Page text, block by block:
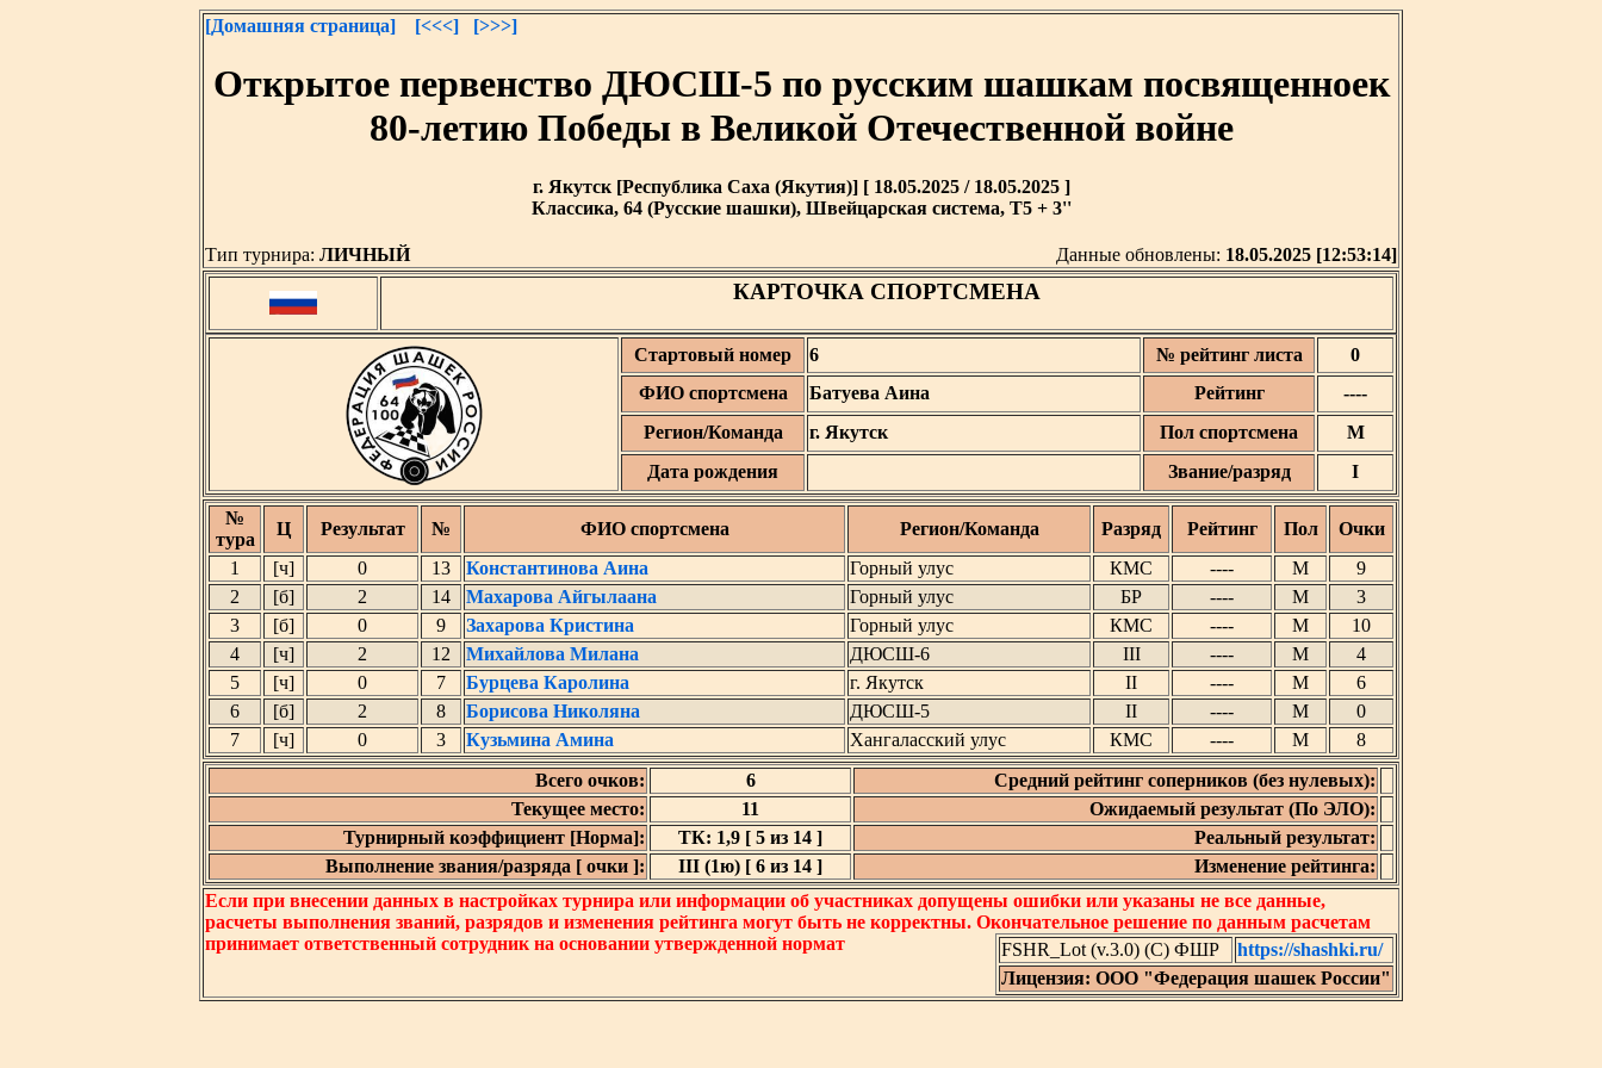
[Домашняя страница] [<<<] [>>>]
Открытое первенство ДЮСШ-5 по русским шашкам посвященноек
80-летию Победы в Великой Отечественной войне
г. Якутск [Республика Саха (Якутия)] [ 18.05.2025 / 18.05.2025 ]
Классика, 64 (Русские шашки), Швейцарская система, T5 + 3''
Тип турнира: ЛИЧНЫЙ Данные обновлены: 18.05.2025 [12:53:14]
КАРТОЧКА СПОРТСМЕНА
Стартовый номер 6 № рейтинг листа
0
ФИО спортсмена
Батуева Аина Рейтинг
----
Регион/Команда
г. Якутск Пол спортсмена
М
Дата рождения
Звание/разряд I
№
тура
Ц Результат № ФИО спортсмена Регион/Команда Разряд Рейтинг Пол
Очки
1
[ч] 0 13 Константинова Аина Горный улус КМС ---- М
9
2
[б] 2 14 Махарова Айгылаана Горный улус БР ---- М
3
3
[б] 0 9 Захарова Кристина Горный улус КМС ---- М
10
4
[ч] 2 12 Михайлова Милана ДЮСШ-6 III ---- М
4
5
[ч] 0 7 Бурцева Каролина г. Якутск II ---- М
6
6
[б] 2 8 Борисова Николяна ДЮСШ-5 II ---- М
0
7
[ч] 0 3 Кузьмина Амина Хангаласский улус КМС ---- М
8
Всего очков:
6
Средний рейтинг соперников (без нулевых):
Текущее место:
11
Ожидаемый результат (По ЭЛО):
Турнирный коэффициент [Норма]:
ТК: 1,9 [ 5 из 14 ]
Реальный результат:
Выполнение звания/разряда [ очки ]:
III (1ю) [ 6 из 14 ]
Изменение рейтинга:
Если при внесении данных в настройках турнира или информации об участниках допущены ошибки или указаны не все данные,
расчеты выполнения званий, разрядов и изменения рейтинга могут быть не корректны. Окончательное решение по данным расчетам
принимает ответственный сотрудник на основании утвержденной нормат
FSHR_Lot (v.3.0) (C) ФШР
https://shashki.ru/
Лицензия: ООО "Федерация шашек России"